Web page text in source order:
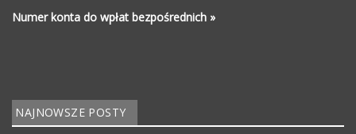
Numer konta do wpłat bezpośrednich »
NAJNOWSZE POSTY